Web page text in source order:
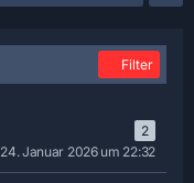
Filter
2
24. Januar 2026 um 22:32